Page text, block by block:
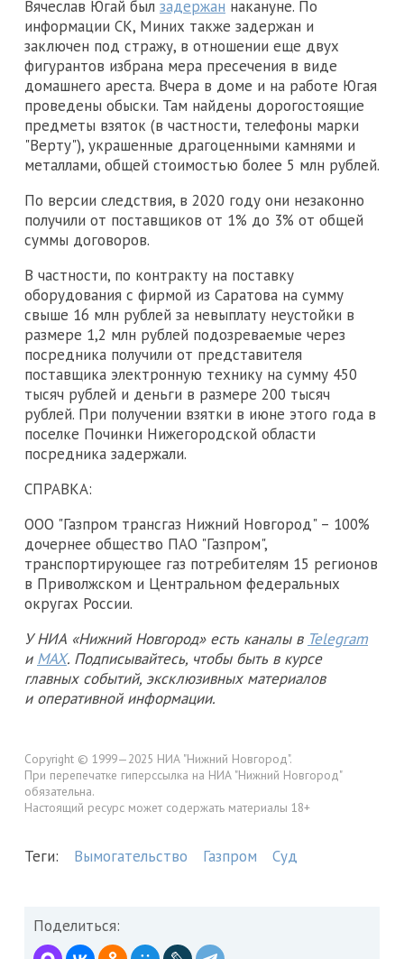
Вячеслав Югай был задержан накануне. По
информации СК, Миних также задержан и
заключен под стражу, в отношении еще двух
фигурантов избрана мера пресечения в виде
домашнего ареста. Вчера в доме и на работе Югая
проведены обыски. Там найдены дорогостоящие
предметы взяток (в частности, телефоны марки
"Верту"), украшенные драгоценными камнями и
металлами, общей стоимостью более 5 млн рублей.
По версии следствия, в 2020 году они незаконно
получили от поставщиков от 1% до 3% от общей
суммы договоров.
В частности, по контракту на поставку
оборудования с фирмой из Саратова на сумму
свыше 16 млн рублей за невыплату неустойки в
размере 1,2 млн рублей подозреваемые через
посредника получили от представителя
поставщика электронную технику на сумму 450
тысяч рублей и деньги в размере 200 тысяч
рублей. При получении взятки в июне этого года в
поселке Починки Нижегородской области
посредника задержали.
СПРАВКА:
ООО "Газпром трансгаз Нижний Новгород" – 100%
дочернее общество ПАО "Газпром",
транспортирующее газ потребителям 15 регионов
в Приволжском и Центральном федеральных
округах России.
У НИА «Нижний Новгород» есть каналы в Telegram
и MAX. Подписывайтесь, чтобы быть в курсе
главных событий, эксклюзивных материалов
и оперативной информации.
Copyright © 1999—2025 НИА "Нижний Новгород".
При перепечатке гиперссылка на НИА "Нижний Новгород"
обязательна.
Настоящий ресурс может содержать материалы 18+
Теги: Вымогательство Газпром Суд
Поделиться: